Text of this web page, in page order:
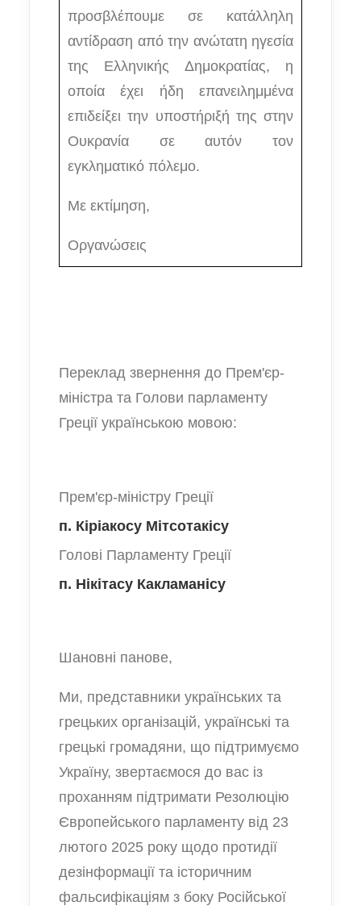
προσβλέπουμε σε κατάλληλη
αντίδραση από την ανώτατη ηγεσία
της Ελληνικής Δημοκρατίας, η
οποία έχει ήδη επανειλημμένα
επιδείξει την υποστήριξή της στην
Ουκρανία σε αυτόν τον
εγκληματικό πόλεμο.
Με εκτίμηση,
Οργανώσεις
Переклад звернення до Прем'єр-
міністра та Голови парламенту
Греції українською мовою:
Прем'єр-міністру Греції
п. Кіріакосу Мітсотакісу
Голові Парламенту Греції
п. Нікітасу Какламанісу
Шановні панове,
Ми, представники українських та
грецьких організацій, українські та
грецькі громадяни, що підтримуємо
Україну, звертаємося до вас із
проханням підтримати Резолюцію
Європейського парламенту від 23
лютого 2025 року щодо протидії
дезінформації та історичним
фальсифікаціям з боку Російської